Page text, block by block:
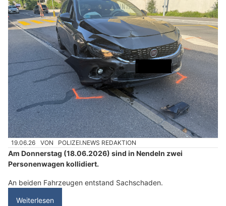
19.06.26 VON POLIZEI.NEWS REDAKTION
Am Donnerstag (18.06.2026) sind in Nendeln zwei
Personenwagen kollidiert.
An beiden Fahrzeugen entstand Sachschaden.
Weiterlesen